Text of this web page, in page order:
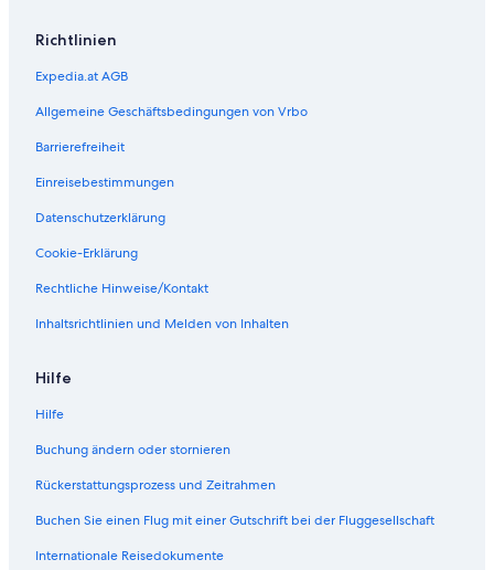
u
n
i
G
t
s
d
r
Richtlinien
Expedia.at AGB
Allgemeine Geschäftsbedingungen von Vrbo
Barrierefreiheit
Einreisebestimmungen
Datenschutzerklärung
Cookie-Erklärung
Rechtliche Hinweise/Kontakt
Inhaltsrichtlinien und Melden von Inhalten
Hilfe
Hilfe
Buchung ändern oder stornieren
Rückerstattungsprozess und Zeitrahmen
Buchen Sie einen Flug mit einer Gutschrift bei der Fluggesellschaft
Internationale Reisedokumente